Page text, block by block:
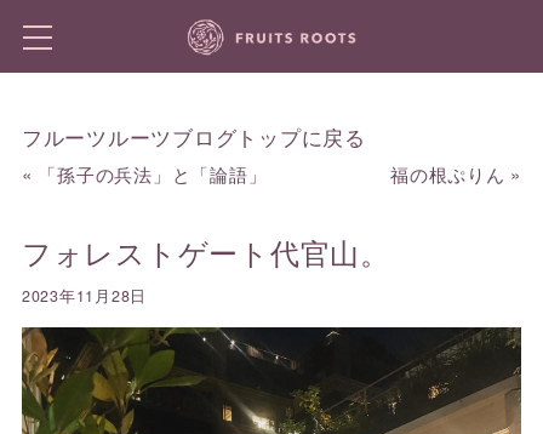
フルーツルーツブログトップに戻る
« 「孫子の兵法」と「論語」 福の根ぷりん »
フォレストゲート代官山。
2023年11月28日